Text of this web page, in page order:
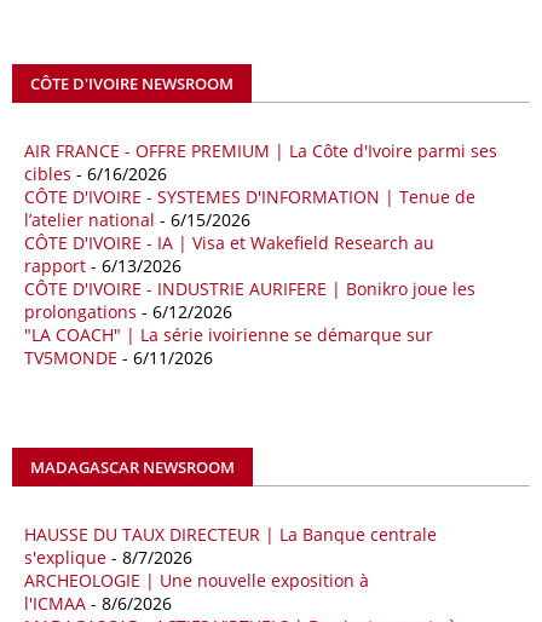
coopération et les investissements dans le secteur énergétique. Cette
séquence survient alors que Rome cherche à réduire son exposition
18/04/26 ALGERIE - BP
La multinationale BP signe son retour en Algérie où un permis de
prospection d’hydrocarbures dans le bassin oriental lui a été attribué
par l’Agence nationale pour la valorisation des ressources en
hydrocarbures (ALNAFT). L’information rendue publique mercredi 15
avril par l’institution, intervient dans le cadre de sa politique de relance
de l’exploration. Le périmètre concerné se situe dans une zone de
l’est du pays jugée peu explorée malgré son potentiel. BP pourra y
lancer ses premières opérations de prospection sur le terrain portant
18/04/26 OUGANDA - CITIBANK
américaine Citibank pour arranger la mobilisation des financements
nécessaires à la construction du chemin de fer à écartement standard
(SGR) qui devrait relier la capitale Kampala à la frontière avec le
Kenya, pour un investissement de 2,7 milliards d'euros (3,19 milliards
CÔTE D'IVOIRE NEWSROOM
AIR FRANCE - OFFRE PREMIUM | La Côte d'Ivoire parmi ses
cibles - 6/16/2026
CÔTE D'IVOIRE - SYSTEMES D'INFORMATION | Tenue de
l’atelier national - 6/15/2026
CÔTE D'IVOIRE - IA | Visa et Wakefield Research au
rapport - 6/13/2026
CÔTE D'IVOIRE - INDUSTRIE AURIFERE | Bonikro joue les
prolongations - 6/12/2026
"LA COACH" | La série ivoirienne se démarque sur
TV5MONDE - 6/11/2026
MADAGASCAR NEWSROOM
HAUSSE DU TAUX DIRECTEUR | La Banque centrale
s'explique - 8/7/2026
ARCHEOLOGIE | Une nouvelle exposition à
l'ICMAA - 8/6/2026